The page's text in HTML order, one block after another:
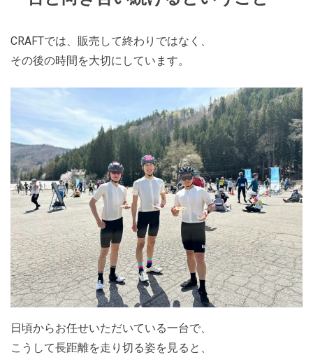
CRAFTでは、販売して終わりではなく、
その後の時間を大切にしています。
日頃からお任せいただいている一台で、
こうして長距離を走り切る姿を見ると、